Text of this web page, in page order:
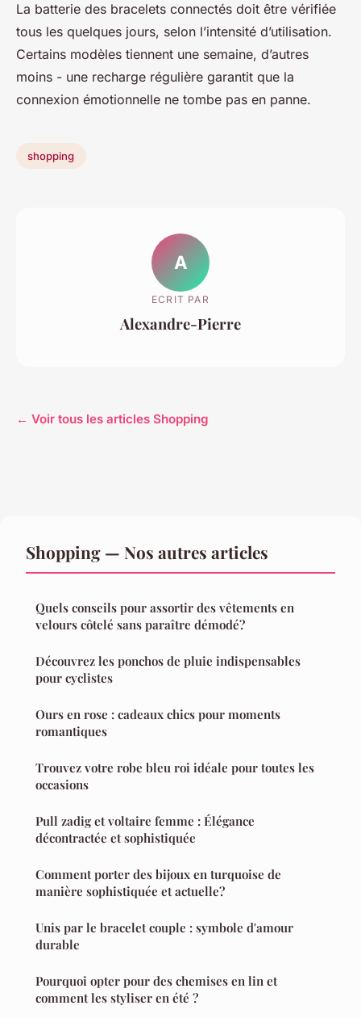
La batterie des bracelets connectés doit être vérifiée
tous les quelques jours, selon l’intensité d’utilisation.
Certains modèles tiennent une semaine, d’autres
moins - une recharge régulière garantit que la
connexion émotionnelle ne tombe pas en panne.
shopping
A
ECRIT PAR
Alexandre-Pierre
← Voir tous les articles Shopping
Shopping — Nos autres articles
Quels conseils pour assortir des vêtements en
velours côtelé sans paraître démodé?
Découvrez les ponchos de pluie indispensables
pour cyclistes
Ours en rose : cadeaux chics pour moments
romantiques
Trouvez votre robe bleu roi idéale pour toutes les
occasions
Pull zadig et voltaire femme : Élégance
décontractée et sophistiquée
Comment porter des bijoux en turquoise de
manière sophistiquée et actuelle?
Unis par le bracelet couple : symbole d'amour
durable
Pourquoi opter pour des chemises en lin et
comment les styliser en été ?